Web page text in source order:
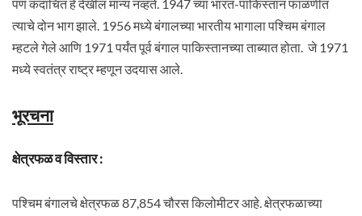
पण कदाचित हे देखील मान्य नव्हते. 1947 च्या भारत-पाकिस्तान फाळणीत
त्याचे दोन भाग झाले. 1956 मध्ये बंगालच्या भारतीय भागाला पश्चिम बंगाल
म्हटले गेले आणि 1971 पर्यंत पूर्व बंगाल पाकिस्तानच्या ताब्यात होता. जे 1971
मध्ये स्वतंत्र राष्ट्र म्हणून उदयास आले.
भूरचना
क्षेत्रफळ व विस्तार :
पश्चिम बंगालचे क्षेत्रफळ 87,854 चौरस किलोमीटर आहे. क्षेत्रफळाच्या